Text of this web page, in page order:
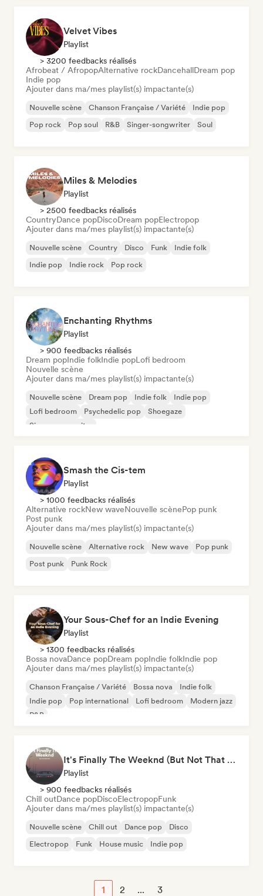
Velvet Vibes
Playlist
> 3200 feedbacks réalisés
Afrobeat / AfropopAlternative rockDancehallDream pop
Indie pop
Ajouter dans ma/mes playlist(s) impactante(s)
Nouvelle scène Chanson Française / Variété
Indie pop
Pop rock
Pop soul R&B Singer-songwriter Soul
Miles & Melodies
Playlist
> 2500 feedbacks réalisés
CountryDance popDiscoDream popElectropop
Ajouter dans ma/mes playlist(s) impactante(s)
Nouvelle scène Country Disco Funk
Indie folk
Indie pop
Indie rock Pop rock
Enchanting Rhythms
Playlist
> 900 feedbacks réalisés
Dream popIndie folkIndie popLofi bedroom
Nouvelle scène
Ajouter dans ma/mes playlist(s) impactante(s)
Nouvelle scène Dream pop Indie folk
Indie pop
Lofi bedroom
Psychedelic pop
Shoegaze
Singer-songwriter
Smash the Cis-tem
Playlist
> 1000 feedbacks réalisés
Alternative rockNew waveNouvelle scènePop punk
Post punk
Ajouter dans ma/mes playlist(s) impactante(s)
Nouvelle scène Alternative rock New wave
Pop punk
Post punk
Punk Rock
Your Sous-Chef for an Indie Evening
Playlist
> 1300 feedbacks réalisés
Bossa novaDance popDream popIndie folkIndie pop
Ajouter dans ma/mes playlist(s) impactante(s)
Chanson Française / Variété Bossa nova
Indie folk
Indie pop
Pop international Lofi bedroom
Modern jazz
R&B
It's Finally The Weeknd (But Not That One)
Playlist
> 900 feedbacks réalisés
Chill outDance popDiscoElectropopFunk
Ajouter dans ma/mes playlist(s) impactante(s)
Nouvelle scène Chill out Dance pop
Disco
Electropop
Funk House music Indie pop
1 2 ... 3